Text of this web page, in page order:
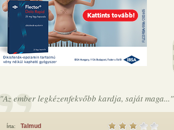
"Az ember legkézenfekvőbb kardja, saját maga..."
Írta: Talmud